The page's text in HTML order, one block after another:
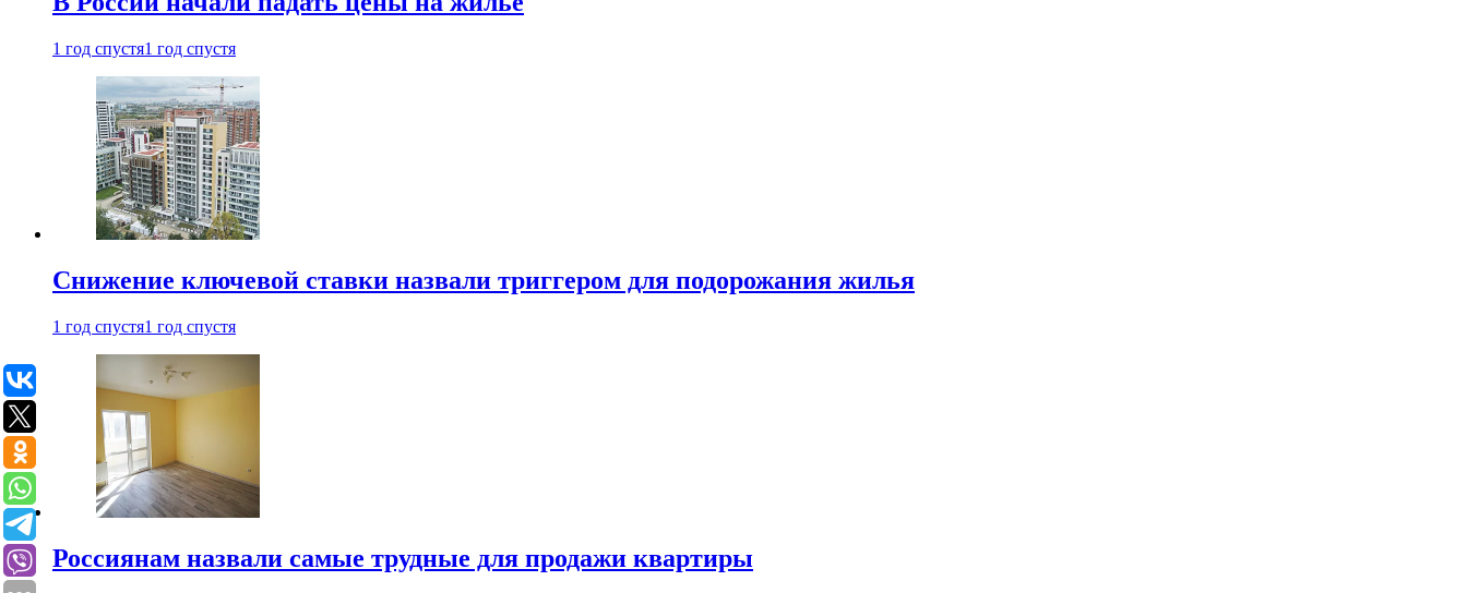
1 год спустя1 год спустя
Снижение ключевой ставки назвали триггером для подорожания жилья
1 год спустя1 год спустя
Россиянам назвали самые трудные для продажи квартиры